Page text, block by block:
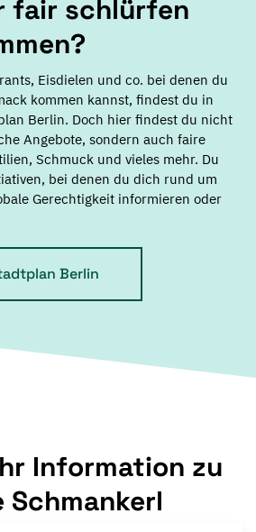
fair schlürfen
Eisdielen und co. bei denen du
kommen kannst, findest du in
Berlin. Doch hier findest du nicht
Angebote, sondern auch faire
Schmuck und vieles mehr. Du
bei denen du dich rund um
Gerechtigkeit informieren oder
Berlin
Information zu
Schmankerl